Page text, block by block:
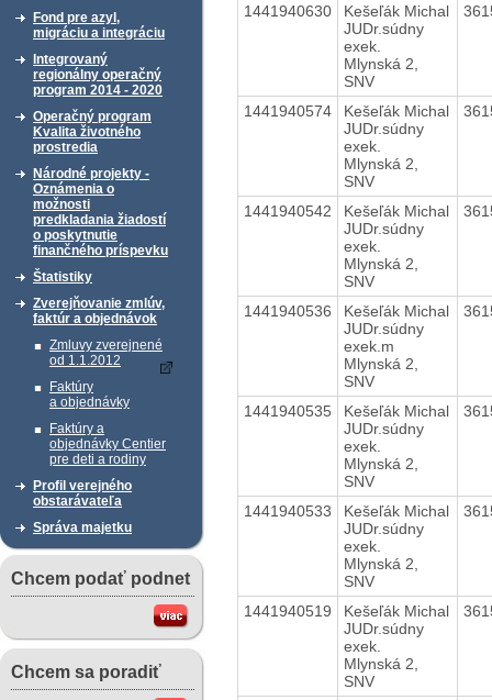
Fond pre azyl,
migráciu a integráciu
Integrovaný
regionálny operačný
program 2014 - 2020
Operačný program
Kvalita životného
prostredia
Národné projekty -
Oznámenia o
možnosti
predkladania žiadostí
o poskytnutie
finančného príspevku
Štatistiky
Zverejňovanie zmlúv,
faktúr a objednávok
Zmluvy zverejnené
od 1.1.2012
Faktúry
a objednávky
Faktúry a
objednávky Centier
pre deti a rodiny
Profil verejného
obstarávateľa
Správa majetku
Chcem podať podnet
Chcem sa poradiť
1441940630
Kešeľák Michal
JUDr.súdny
exek.
Mlynská 2,
SNV
1441940574
Kešeľák Michal
JUDr.súdny
exek.
Mlynská 2,
SNV
1441940542
Kešeľák Michal
JUDr.súdny
exek.
Mlynská 2,
SNV
1441940536
Kešeľák Michal
JUDr.súdny
exek.m
Mlynská 2,
SNV
1441940535
Kešeľák Michal
JUDr.súdny
exek.
Mlynská 2,
SNV
1441940533
Kešeľák Michal
JUDr.súdny
exek.
Mlynská 2,
SNV
1441940519
Kešeľák Michal
JUDr.súdny
exek.
Mlynská 2,
SNV